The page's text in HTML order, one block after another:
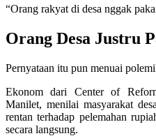
“Orang rakyat di desa nggak
Orang Desa Justru
Pernyataan itu pun menuai
Ekonom dari Center of
Manilet, menilai masyarakat
rentan terhadap pelemahan
secara langsung.